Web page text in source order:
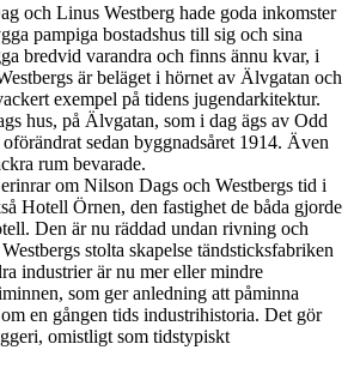
och Linus Westberg hade goda inkomster
pampiga bostadshus till sig och sina
bredvid varandra och finns ännu kvar, i
är beläget i hörnet av Älvgatan och
exempel på tidens jugendarkitektur.
hus, på Älvgatan, som i dag ägs av Odd
sedan byggnadsåret 1914. Även
rum bevarade.
om Nilson Dags och Westbergs tid i
Hotell Örnen, den fastighet de båda gjorde
Den är nu räddad undan rivning och
stolta skapelse tändsticksfabriken
industrier är nu mer eller mindre
som ger anledning att påminna
en gången tids industrihistoria. Det gör
omistligt som tidstypiskt